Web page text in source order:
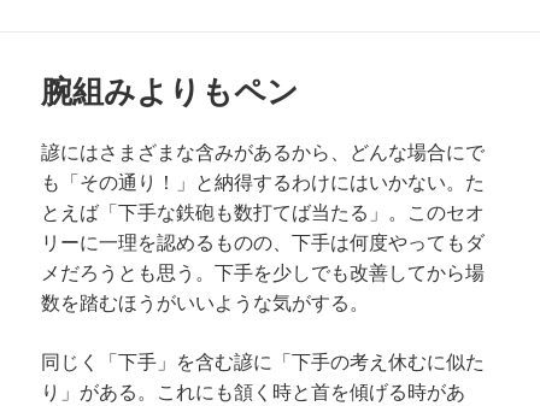
腕組みよりもペン
諺にはさまざまな含みがあるから、どんな場合にで
も「その通り！」と納得するわけにはいかない。た
とえば「下手な鉄砲も数打てば当たる」。このセオ
リーに一理を認めるものの、下手は何度やってもダ
メだろうとも思う。下手を少しでも改善してから場
数を踏むほうがいいような気がする。
同じく「下手」を含む諺に「下手の考え休むに似た
り」がある。これにも頷く時と首を傾げる時があ